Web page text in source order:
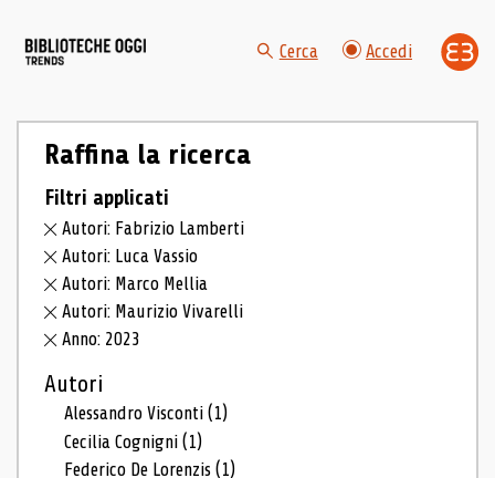
Cerca Accedi
Raffina la ricerca
Filtri applicati
Autori: Fabrizio Lamberti
Autori: Luca Vassio
Autori: Marco Mellia
Autori: Maurizio Vivarelli
Anno: 2023
Autori
Alessandro Visconti(1)
Cecilia Cognigni(1)
Federico De Lorenzis(1)